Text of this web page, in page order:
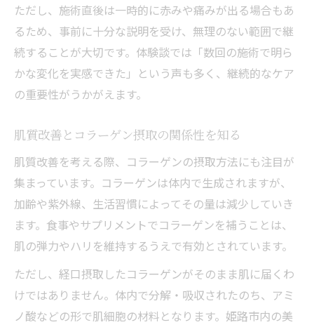
ただし、施術直後は一時的に赤みや痛みが出る場合もあ
るため、事前に十分な説明を受け、無理のない範囲で継
続することが大切です。体験談では「数回の施術で明ら
かな変化を実感できた」という声も多く、継続的なケア
の重要性がうかがえます。
肌質改善とコラーゲン摂取の関係性を知る
肌質改善を考える際、コラーゲンの摂取方法にも注目が
集まっています。コラーゲンは体内で生成されますが、
加齢や紫外線、生活習慣によってその量は減少していき
ます。食事やサプリメントでコラーゲンを補うことは、
肌の弾力やハリを維持するうえで有効とされています。
ただし、経口摂取したコラーゲンがそのまま肌に届くわ
けではありません。体内で分解・吸収されたのち、アミ
ノ酸などの形で肌細胞の材料となります。姫路市内の美